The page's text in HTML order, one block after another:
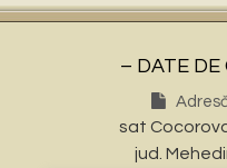
– DATE
sat
jud.